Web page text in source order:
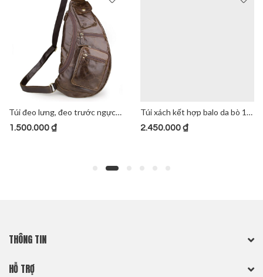
Túi đeo lưng, đeo trước ngực da bò 165
1.500.000₫
Túi xách kết hợp balo da bò 192
2.450.000₫
THÔNG TIN
HỖ TRỢ